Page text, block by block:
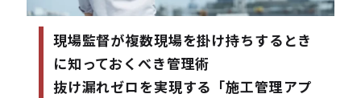
現場監督が複数現場を掛け持ちするとき
に知っておくべき管理術
抜け漏れゼロを実現する「施工管理アプ